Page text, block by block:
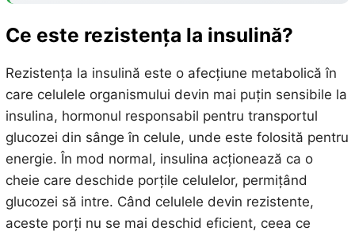
Ce este rezistența la insulină?
Rezistența la insulină este o afecțiune metabolică în
care celulele organismului devin mai puțin sensibile la
insulina, hormonul responsabil pentru transportul
glucozei din sânge în celule, unde este folosită pentru
energie. În mod normal, insulina acționează ca o
cheie care deschide porțile celulelor, permițând
glucozei să intre. Când celulele devin rezistente,
aceste porți nu se mai deschid eficient, ceea ce